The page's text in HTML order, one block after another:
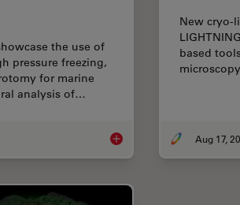
the use of
pressure freezing,
for marine
analysis of…
How Marine Microorganism
New cryo-
based
Aug 17,